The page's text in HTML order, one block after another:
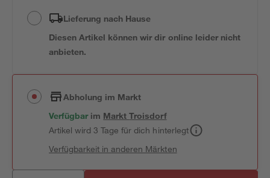
Lieferung nach Hause
Diesen Artikel können wir dir online leider nicht
anbieten.
Abholung im Markt
Verfügbar im MarktTroisdorf
Artikel wird 3 Tage für dich hinterlegt
Verfügbarkeit in anderen Märkten